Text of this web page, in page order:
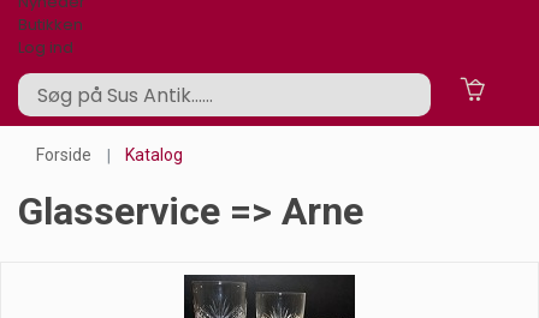
Butikken
Log ind
Forside Katalog
Glasservice => Arne